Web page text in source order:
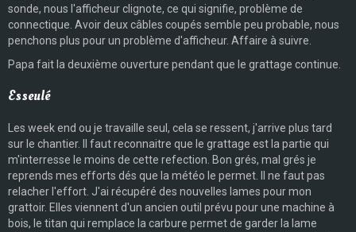
sonde, nous l'afficheur clignote, ce qui signifie, problème de
connectique. Avoir deux câbles coupés semble peu probable, nous
penchons plus pour un problème d'afficheur. Affaire à suivre.
Papa fait la deuxième ouverture pendant que le grattage continue.
Esseulé
Les week end ou je travaille seul, cela se ressent, j'arrive plus tard
sur le chantier. Il faut reconnaitre que le grattage est la partie qui
m'interresse le moins de cette refection. Bon grés, mal grés je
reprends mes efforts dés que la météo le permet. Il ne faut pas
relacher l'effort. J'ai récupéré des nouvelles lames pour mon
grattoir. Elles viennent d'un ancien outil prévu pour une machine à
bois, le titan qui remplace la carbure permet de garder la lame